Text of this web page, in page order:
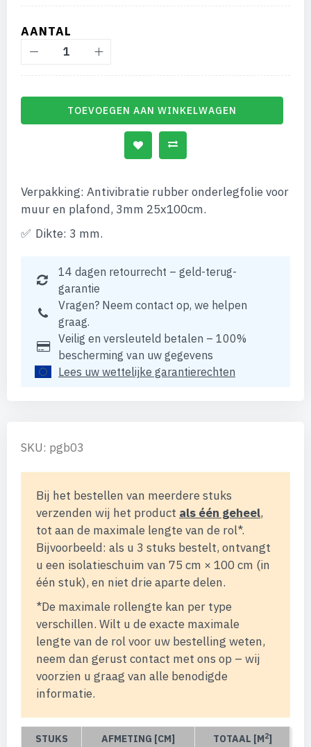
AANTAL
TOEVOEGEN AAN WINKELWAGEN
Verpakking: Antivibratie rubber onderlegfolie voor
muur en plafond, 3mm 25x100cm.
Dikte: 3 mm.
14 dagen retourrecht – geld-terug-
garantie
Vragen? Neem contact op, we helpen
graag.
Veilig en versleuteld betalen – 100%
bescherming van uw gegevens
Lees uw wettelijke garantierechten
SKU: pgb03
Bij het bestellen van meerdere stuks
verzenden wij het product als één geheel,
tot aan de maximale lengte van de rol*.
Bijvoorbeeld: als u 3 stuks bestelt, ontvangt
u een isolatieschuim van 75 cm × 100 cm (in
één stuk), en niet drie aparte delen.
*De maximale rollengte kan per type
verschillen. Wilt u de exacte maximale
lengte van de rol voor uw bestelling weten,
neem dan gerust contact met ons op – wij
voorzien u graag van alle benodigde
informatie.
STUKS AFMETING [CM] TOTAAL [M2]